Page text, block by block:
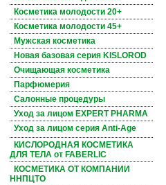
Косметика молодости 20+
Косметика молодости 45+
Мужская косметика
Новая базовая серия KISLOROD
Очищающая косметика
Парфюмерия
Салонные процедуры
Уход за лицом EXPERT PHARMA
Уход за лицом серия Anti-Age
КИСЛОРОДНАЯ КОСМЕТИКА
ДЛЯ ТЕЛА от FABERLIC
КОСМЕТИКА ОТ КОМПАНИИ
ННПЦТО